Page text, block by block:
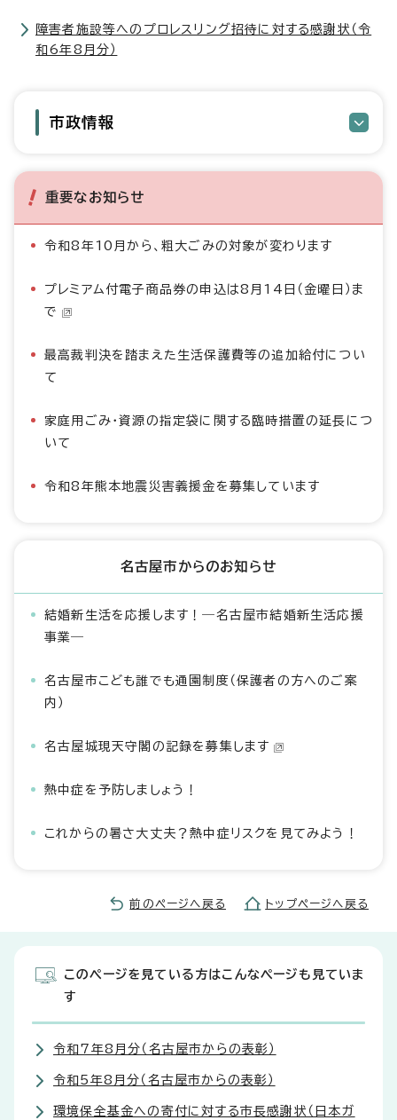
障害者施設等へのプロレスリング招待に対する感謝状（令
和6年8月分）
市政情報
重要なお知らせ
令和8年10月から、粗大ごみの対象が変わります
プレミアム付電子商品券の申込は8月14日（金曜日）ま
で
最高裁判決を踏まえた生活保護費等の追加給付につい
て
家庭用ごみ・資源の指定袋に関する臨時措置の延長につ
いて
令和8年熊本地震災害義援金を募集しています
名古屋市からのお知らせ
結婚新生活を応援します！―名古屋市結婚新生活応援
事業―
名古屋市こども誰でも通園制度（保護者の方へのご案
内）
名古屋城現天守閣の記録を募集します
熱中症を予防しましょう！
これからの暑さ大丈夫？熱中症リスクを見てみよう！
前のページへ戻る トップページへ戻る
このページを見ている方はこんなページも見ていま
す
令和7年8月分（名古屋市からの表彰）
令和5年8月分（名古屋市からの表彰）
環境保全基金への寄付に対する市長感謝状（日本ガ